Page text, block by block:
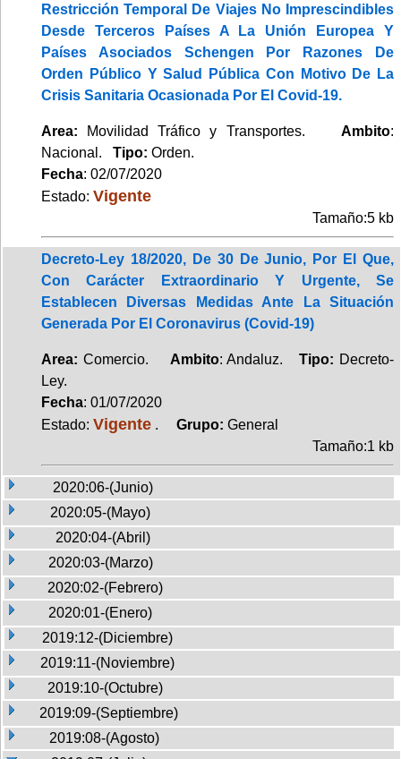
Restricción Temporal De Viajes No Imprescindibles
Desde Terceros Países A La Unión Europea Y
Países Asociados Schengen Por Razones De
Orden Público Y Salud Pública Con Motivo De La
Crisis Sanitaria Ocasionada Por El Covid-19.
Area: Movilidad Tráfico y Transportes. Ambito:
Nacional. Tipo: Orden.
Fecha: 02/07/2020
Estado: Vigente
Tamaño:5 kb
Decreto-Ley 18/2020, De 30 De Junio, Por El Que,
Con Carácter Extraordinario Y Urgente, Se
Establecen Diversas Medidas Ante La Situación
Generada Por El Coronavirus (Covid-19)
Area: Comercio. Ambito: Andaluz.Tipo: Decreto-
Ley.
Fecha: 01/07/2020
Estado: Vigente . Grupo: General
Tamaño:1 kb
2020:06-(Junio)
2020:05-(Mayo)
2020:04-(Abril)
2020:03-(Marzo)
2020:02-(Febrero)
2020:01-(Enero)
2019:12-(Diciembre)
2019:11-(Noviembre)
2019:10-(Octubre)
2019:09-(Septiembre)
2019:08-(Agosto)